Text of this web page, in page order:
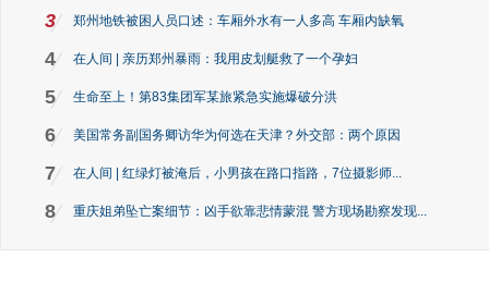
3 郑州地铁被困人员口述：车厢外水有一人多高 车厢内缺氧
4 在人间 | 亲历郑州暴雨：我用皮划艇救了一个孕妇
5 生命至上！第83集团军某旅紧急实施爆破分洪
6 美国常务副国务卿访华为何选在天津？外交部：两个原因
7 在人间 | 红绿灯被淹后，小男孩在路口指路，7位摄影师...
8 重庆姐弟坠亡案细节：凶手欲靠悲情蒙混 警方现场勘察发现...